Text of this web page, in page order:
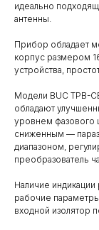
идеально
антенны.
Прибор обладает
корпус размером
устройства,
Модели BUC TPB-
обладают
уровнем
сниженным —
диапазоном,
преобразователь
Наличие
рабочие
входной изолятор